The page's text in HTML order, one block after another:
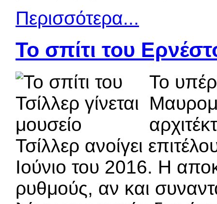
Περισσότερα...
Το σπίτι του
Το
Τσίλλερ ανοίγει
Ιούνιο του 2016. Η
ρυθμούς, αν και